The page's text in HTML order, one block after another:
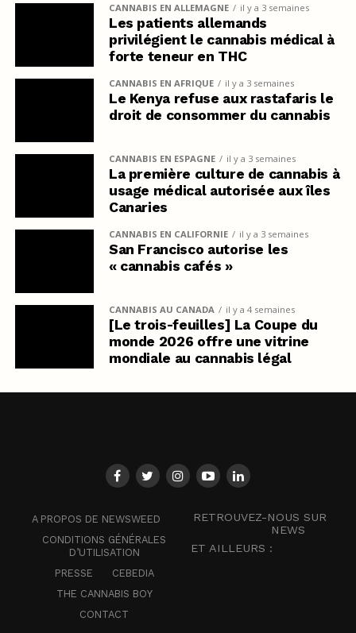
CANNABIS EN ALLEMAGNE il y a 3 semaines
Les patients allemands
privilégient le cannabis médical à
forte teneur en THC
CANNABIS EN AFRIQUE il y a 3 semaines
Le Kenya refuse aux rastafaris le
droit de consommer du cannabis
CANNABIS EN ESPAGNE il y a 3 semaines
La première culture de cannabis à
usage médical autorisée aux îles
Canaries
CANNABIS EN CALIFORNIE il y a 3 semaines
San Francisco autorise les
« cannabis cafés »
CANNABIS AU CANADA il y a 4 semaines
[Le trois-feuilles] La Coupe du
monde 2026 offre une vitrine
mondiale au cannabis légal
A PROPOS DE NEWSWEED
CONDITIONS GÉNÉRALES
D’UTILISATION
PRESSE
CEBEDIA
THE CANNABIS BOY
CONTACT
RETROUVEZ-NOUS SUR
NEWS
ET AILLEURS :